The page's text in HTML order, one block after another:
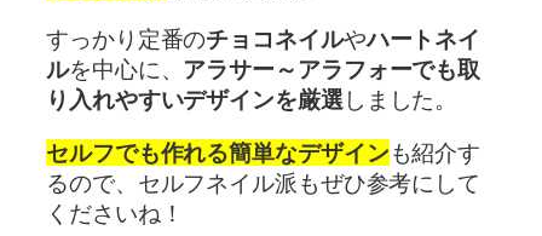
すっかり定番のチョコネイルやハートネイ
ルを中心に、 アラサー～アラフォーでも取
り入れやすいデザインを厳選 しました。
セルフでも作れる簡単なデザインも紹介す
るので、セルフネイル派もぜひ参考にして
くださいね！